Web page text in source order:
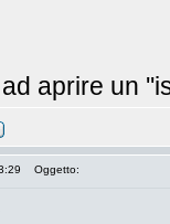
aprire un
Oggetto: